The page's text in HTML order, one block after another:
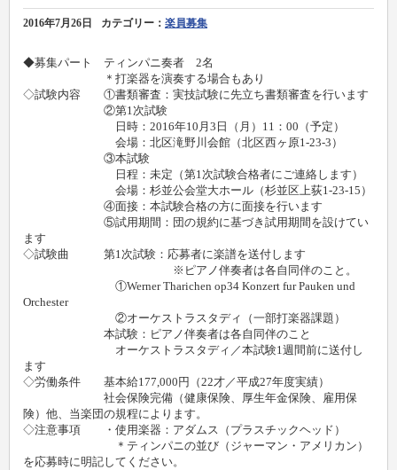
2016年7月26日 カテゴリー： 楽員募集
◆募集パート ティンパニ奏者 2名
＊打楽器を演奏する場合もあり
◇試験内容 ①書類審査：実技試験に先立ち書類審査を行います
②第1次試験
日時：2016年10月3日（月）11：00（予定）
会場：北区滝野川会館（北区西ヶ原1-23-3）
③本試験
日程：未定（第1次試験合格者にご連絡します）
会場：杉並公会堂大ホール（杉並区上荻1-23-15）
④面接：本試験合格の方に面接を行います
⑤試用期間：団の規約に基づき試用期間を設けてい
ます
◇試験曲 第1次試験：応募者に楽譜を送付します
※ピアノ伴奏者は各自同伴のこと。
①Werner Tharichen op34 Konzert fur Pauken und
Orchester
②オーケストラスタディ（一部打楽器課題）
本試験：ピアノ伴奏者は各自同伴のこと
オーケストラスタディ／本試験1週間前に送付し
ます
◇労働条件 基本給177,000円（22才／平成27年度実績）
社会保険完備（健康保険、厚生年金保険、雇用保
険）他、当楽団の規程によります。
◇注意事項 ・使用楽器：アダムス（プラスチックヘッド）
＊ティンパニの並び（ジャーマン・アメリカン）
を応募時に明記してください。